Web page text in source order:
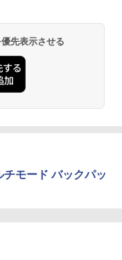
先表示させる
チモード バックパッ